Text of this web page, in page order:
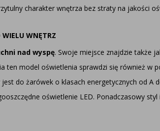
charakter wnętrza bez straty na jakości
WNĘTRZ
nad wyspę. Swoje miejsce znajdzie także
ten model oświetlenia sprawdzi się również w
do żarówek o klasach energetycznych od A
oświetlenie LED. Ponadczasowy